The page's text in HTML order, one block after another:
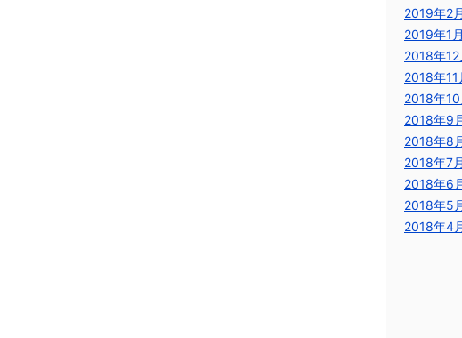
2019年2月
2019年1月
2018年12
2018年11
2018年10
2018年9
2018年8
2018年7月
2018年6
2018年5
2018年4